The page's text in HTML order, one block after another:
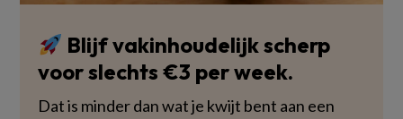
Blijf vakinhoudelijk scherp
voor slechts €3 per week.
Dat is minder dan wat je kwijt bent aan een